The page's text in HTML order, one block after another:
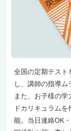
全国の定期テスト
し、講師の指導ム
また、お子様の
ドカリキュラム
能。当日連絡OK